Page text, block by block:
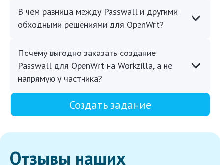
В чем разница между Passwall и другими
обходными решениями для OpenWrt?
Почему выгодно заказать создание
Passwall для OpenWrt на Workzilla, а не
напрямую у частника?
Создать задание
Отзывы наших